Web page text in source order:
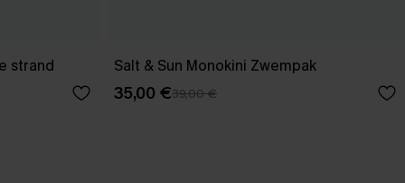
strand Salt & Sun Monokini Zwempak
35,00 €39,00 €